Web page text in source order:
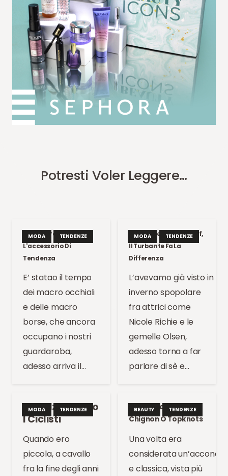
Potresti Voler Leggere…
MODA TENDENZE
Macro Orecchini,
L'accessorio Di
Tendenza
E’ statao il tempo
dei macro occhiali
e delle macro
borse, che ancora
occupano i nostri
guardaroba,
adesso arriva il…
MODA TENDENZE
Tendenze: Head-Scarf,
Il Turbante Fa La
Differenza
L’avevamo già visto in
inverno spopolare
fra attrici come
Nicole Richie e le
gemelle Olsen,
adesso torna a far
parlare di sè e…
MODA TENDENZE
Trend: Tornano
I Ciclisti
Quando ero
piccola, a cavallo
fra la fine degli anni
BEAUTY TENDENZE
Tendenze Capelli:
Chignon O Topknots
Una volta era
considerata
e classica, vista più